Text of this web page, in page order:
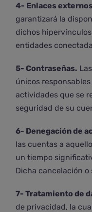
4- Enlaces
garantizará la
dichos
entidades
5- Contraseñas.
únicos
actividades que se
seguridad de su
6- Denegación de
las cuentas a
un tiempo
Dicha cancelación o
7- Tratamiento de
de privacidad, la